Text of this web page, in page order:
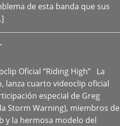
de esta banda que sus
Oficial “Riding High” La
lanza cuarto videoclip oficial
especial de Greg
Storm Warning), miembros de
y la hermosa modelo del